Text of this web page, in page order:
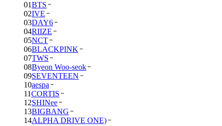
01BTS
02IVE
03DAY6
04RIIZE
05NCT
06BLACKPINK
07TWS
08Byeon Woo-seok
09SEVENTEEN
10aespa
11CORTIS
12SHINee
13BIGBANG
14ALPHA DRIVE ONE)